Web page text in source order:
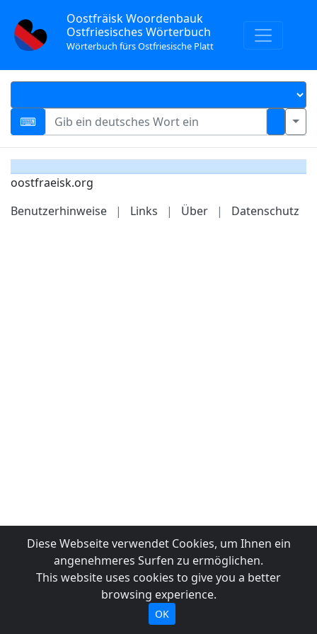
Oostfräisk Woordenbauk
Ostfriesisches Wörterbuch
Wörterbuch fürs Ostfriesische Platt
oostfraeisk.org
Benutzerhinweise
| Links | Über | Datenschutz
Diese Webseite verwendet Cookies, um Ihnen ein
angenehmeres Surfen zu ermöglichen.
This website uses cookies to give you a better
browsing experience.
OK